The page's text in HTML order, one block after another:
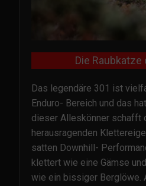
Die Raubkatze
Das legendäre 301 ist
Enduro- Bereich und das
dieser Alleskönner schafft
herausragenden
satten Downhill-
klettert wie eine Gämse
wie ein bissiger Berglöwe.